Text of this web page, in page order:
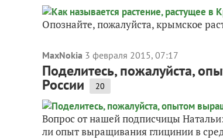
Опознайте, пожалуйста, крымское
MaxNokia 3 февраля 2015, 07:17
Поделитесь, пожалуйста,
России 20
Вопрос от нашей подписчицы
ли опыт выращивания глицинии в